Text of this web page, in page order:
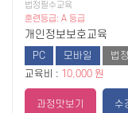
법정필수교육
훈련등급: A 등급
개인정보보호교육
PC 모바일
법
교육비 : 10,000 원
과정맛보기 수